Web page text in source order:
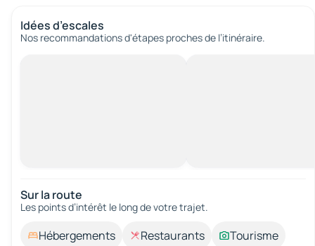
Idées d’escales
Nos recommandations d'étapes proches de l’itinéraire.
Sur la route
Les points d’intérêt le long de votre trajet.
Hébergements Restaurants
Tourisme